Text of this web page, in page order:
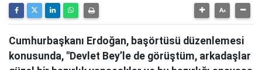
Cumhurbaşkanı Erdoğan, başörtüsü düzenlemesi
konusunda, "Devlet Bey’le de görüştüm, arkadaşlar